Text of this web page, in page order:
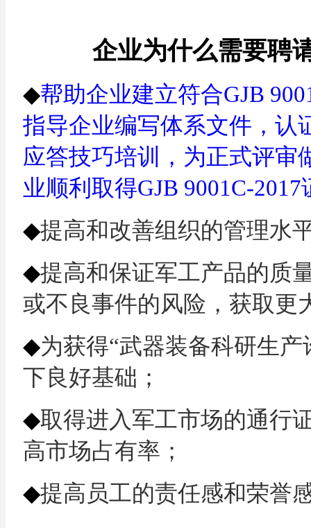
企业为什么需要聘
◆帮助企业建立符合GJB
指导企业编写体系文件，认
应答技巧培训，为正式评审
业顺利取得GJB 9001C-2017
◆提高和改善组织的管理水
◆提高和保证军工产品的质
或不良事件的风险，获取更
◆为获得“武器装备科研生
下良好基础；
◆取得进入军工市场的通行
高市场占有率；
◆提高员工的责任感和荣誉